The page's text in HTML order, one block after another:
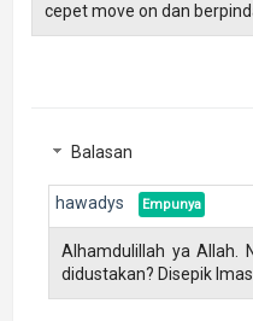
cepet move on dan
Balasan
hawadys
Alhamdulillah ya Allah.
didustakan? Disepik Imas